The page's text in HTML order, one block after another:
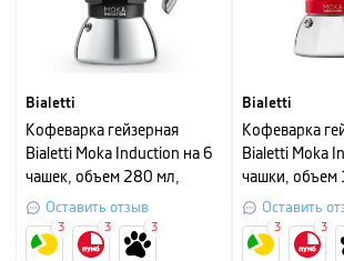
Bialetti
Кофеварка гейзерная
Bialetti Moka Induction на 6
чашек, объем 280 мл,
черный
Оставить отзыв
3 3 3
Bialetti
Кофеварка
Bialetti Moka
чашки, объем
красный
Оставить
3 3